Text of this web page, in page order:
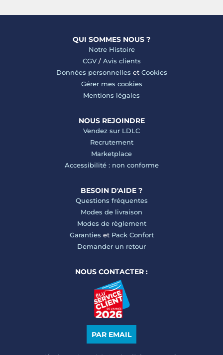
QUI SOMMES NOUS ?
Notre Histoire
CGV/ Avis clients
Données personnelles et Cookies
Gérer mes cookies
Mentions légales
NOUS REJOINDRE
Vendez sur LDLC
Recrutement
Marketplace
Accessibilité : non conforme
BESOIN D'AIDE ?
Questions fréquentes
Modes de livraison
Modes de règlement
Garanties et Pack Confort
Demander un retour
NOUS CONTACTER :
PAR EMAIL